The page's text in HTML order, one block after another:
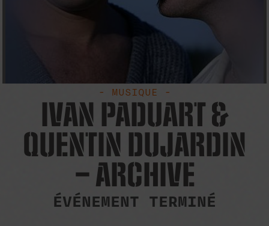
- MUSIQUE -
IVAN PADUART &
QUENTIN DUJARDIN
– ARCHIVE
ÉVÉNEMENT TERMINÉ